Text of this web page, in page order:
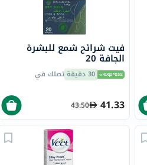
فيت شرائح شمع للبشرة
الجافة 20
30 دقيقة تصلك في
41.33
43.50